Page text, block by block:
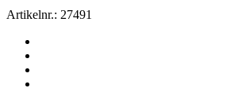
Artikelnr.: 27491